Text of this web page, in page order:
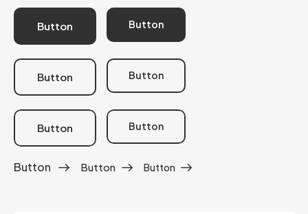
Button Button
Button Button
Button Button
Button Button Button